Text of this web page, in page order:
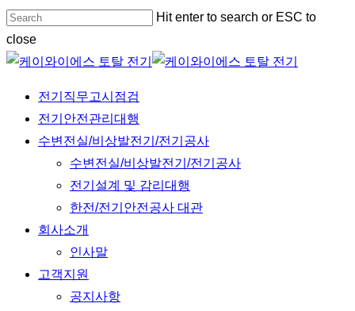
Skip
to
main
Hit enter to search or ESC to
close
Close
Menu
전기직무고시점검
전기안전관리대행
수변전실/비상발전기/전기공사
수변전실/비상발전기/전기공사
전기설계 및 감리대행
한전/전기안전공사 대관
회사소개
인사말
고객지원
공지사항